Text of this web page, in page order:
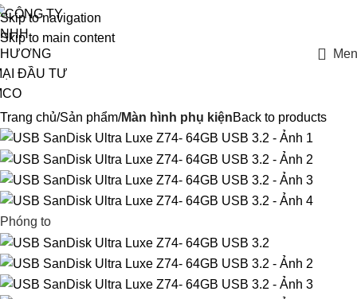
Skip to navigation
Skip to main content
Trang chủ Sản phẩm Màn hình phụ kiệnBack to products
Phóng to